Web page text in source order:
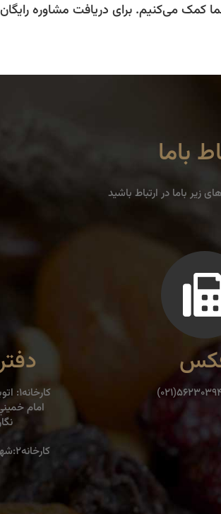
کمک می‌کنیم. برای دریافت مشاوره
باما
زیر باما در ارتباط باشید
امام